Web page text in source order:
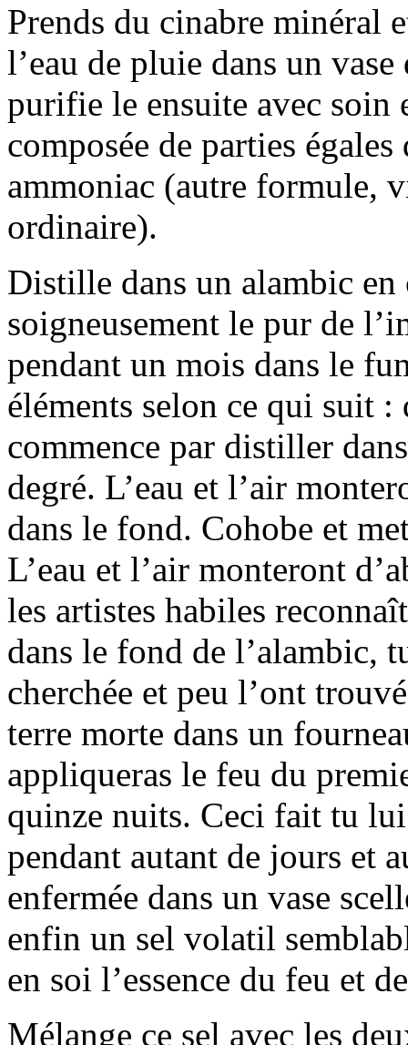
Prends du cinabre minéral
l’eau de pluie dans un
purifie le ensuite avec soin
composée de parties
ammoniac (autre formule,
ordinaire).
Distille dans un alambic en
soigneusement le pur de
pendant un mois dans le
éléments selon ce qui suit
commence par distiller
degré. L’eau et l’air
dans le fond. Cohobe et
L’eau et l’air monteront
les artistes habiles
dans le fond de l’alambic,
cherchée et peu l’ont
terre morte dans un
appliqueras le feu du
quinze nuits. Ceci fait tu
pendant autant de jours et
enfermée dans un vase
enfin un sel volatil
en soi l’essence du feu et
Mélange ce sel avec les